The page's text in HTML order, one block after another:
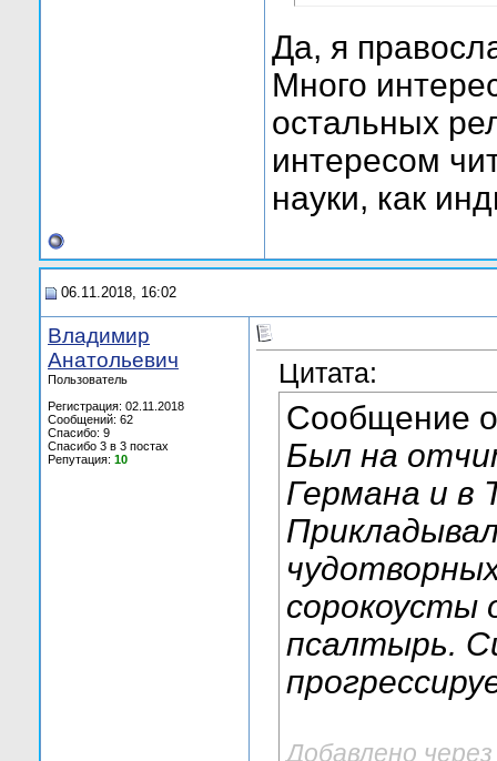
Да, я
Много
остальных
интересом
науки, как
06.11.2018, 16:02
Владимир
Анатольевич
Пользователь
Регистрация: 02.11.2018
Сообщений: 62
Спасибо: 9
Спасибо 3 в 3 постах
Репутация: 10
Цитата:
Сообщение
Был на
Германа и в
сорокоусты
псалтырь.
Добавлено